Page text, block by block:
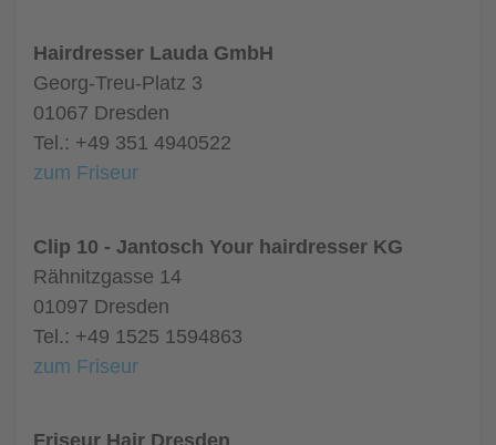
Hairdresser Lauda GmbH
Georg-Treu-Platz 3
01067 Dresden
Tel.: +49 351 4940522
zum Friseur
Clip 10 - Jantosch Your hairdresser KG
Rähnitzgasse 14
01097 Dresden
Tel.: +49 1525 1594863
zum Friseur
Friseur Hair Dresden